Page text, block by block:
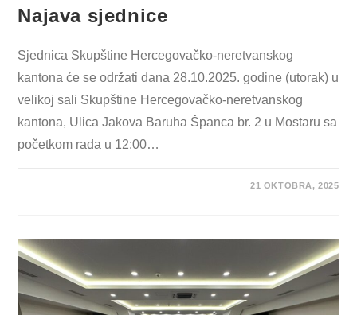
Najava sjednice
Sjednica Skupštine Hercegovačko-neretvanskog
kantona će se održati dana 28.10.2025. godine (utorak) u
velikoj sali Skupštine Hercegovačko-neretvanskog
kantona, Ulica Jakova Baruha Španca br. 2 u Mostaru sa
početkom rada u 12:00…
21 OKTOBRA, 2025